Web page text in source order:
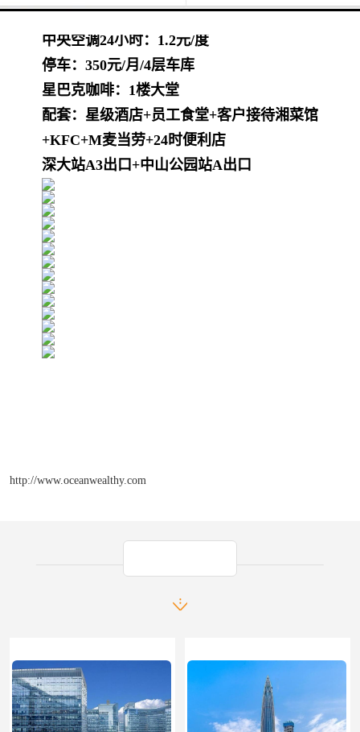
管理费：14元/平
中央空调24小时：1.2元/度
停车：350元/月/4层车库
星巴克咖啡：1楼大堂
配套：星级酒店+员工食堂+客户接待湘菜馆
+KFC+M麦当劳+24时便利店
深大站A3出口+中山公园站A出口
http://www.oceanwealthy.com